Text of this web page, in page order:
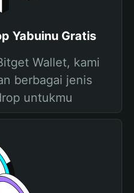
Yabuinu Gratis
Wallet, kami
berbagai jenis
untukmu